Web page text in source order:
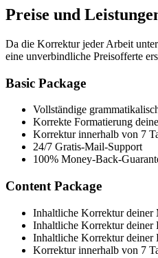
Preise und
Da die Korrektur jeder Arbeit
eine unverbindliche Preisofferte
Basic Package
Vollständige
Korrekte Formatierung
Korrektur innerhalb von 7
24/7 Gratis-Mail-Support
100% Money-Back-
Content Package
Inhaltliche Korrektur deiner
Inhaltliche Korrektur deiner
Inhaltliche Korrektur deiner
Korrektur innerhalb von 7